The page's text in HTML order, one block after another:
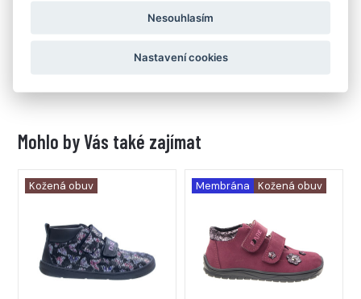
celoroční
Mohlo by Vás také zajímat
Kožená obuv Membrána Kožená obuv
Nesouhlasím
Nastavení cookies